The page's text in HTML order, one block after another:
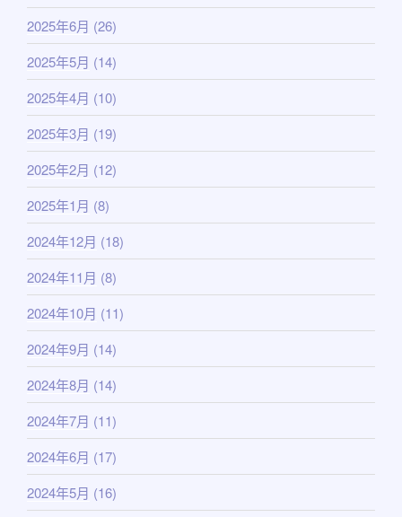
2025年6月 (26)
2025年5月 (14)
2025年4月 (10)
2025年3月 (19)
2025年2月 (12)
2025年1月 (8)
2024年12月 (18)
2024年11月 (8)
2024年10月 (11)
2024年9月 (14)
2024年8月 (14)
2024年7月 (11)
2024年6月 (17)
2024年5月 (16)